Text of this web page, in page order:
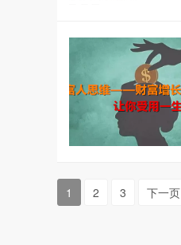
1 2 3 下一页